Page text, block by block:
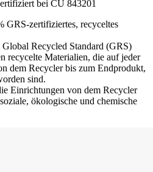
bei CU 843201
GRS-zertifiziertes, recyceltes
Recycled Standard (GRS)
recycelte Materialien, die auf jeder
dem Recycler bis zum Endprodukt,
sind.
Einrichtungen von dem Recycler
ökologische und chemische